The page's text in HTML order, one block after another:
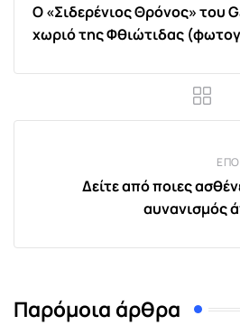
O «Σιδερένιος Θρόνος» του
χωριό της Φθιώτιδας
Δείτε από ποιες
αυνανισμός
Παρόμοια άρθρα